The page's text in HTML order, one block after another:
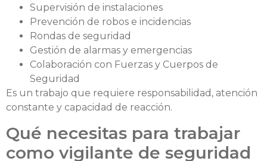
Supervisión de instalaciones
Prevención de robos e incidencias
Rondas de seguridad
Gestión de alarmas y emergencias
Colaboración con Fuerzas y Cuerpos de
Seguridad
Es un trabajo que requiere responsabilidad, atención
constante y capacidad de reacción.
Qué necesitas para trabajar
como vigilante de seguridad